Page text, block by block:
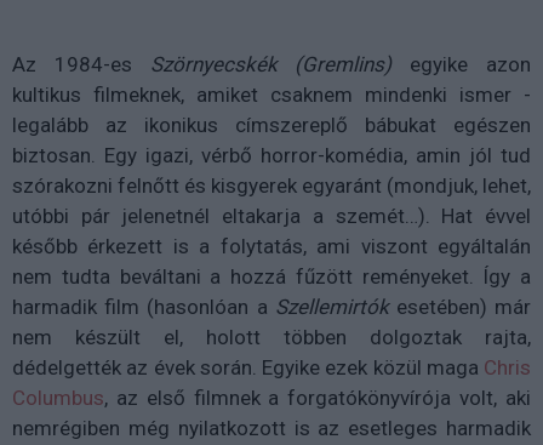
Az 1984-es Szörnyecskék (Gremlins) egyike azon
kultikus filmeknek, amiket csaknem mindenki ismer -
legalább az ikonikus címszereplő bábukat egészen
biztosan. Egy igazi, vérbő horror-komédia, amin jól tud
szórakozni felnőtt és kisgyerek egyaránt (mondjuk, lehet,
utóbbi pár jelenetnél eltakarja a szemét…). Hat évvel
később érkezett is a folytatás, ami viszont egyáltalán
nem tudta beváltani a hozzá fűzött reményeket. Így a
harmadik film (hasonlóan a Szellemirtókesetében) már
nem készült el, holott többen dolgoztak rajta,
dédelgették az évek során. Egyike ezek közül maga Chris
Columbus, az első filmnek a forgatókönyvírója volt, aki
nemrégiben még nyilatkozott is az esetleges harmadik